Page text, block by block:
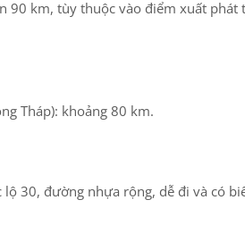
90 km, tùy thuộc vào điểm xuất phát
Tháp): khoảng80 km.
lộ 30, đường nhựa rộng, dễ đi và có